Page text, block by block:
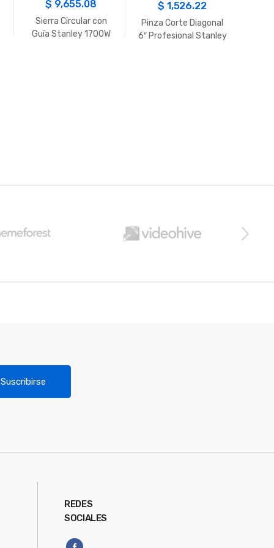
$ 9,655.08
Sierra Circular con
Guía Stanley 1700W
$ 1,526.22
Pinza Corte Diagonal
6″ Profesional Stanley
Suscribirse
REDES
SOCIALES